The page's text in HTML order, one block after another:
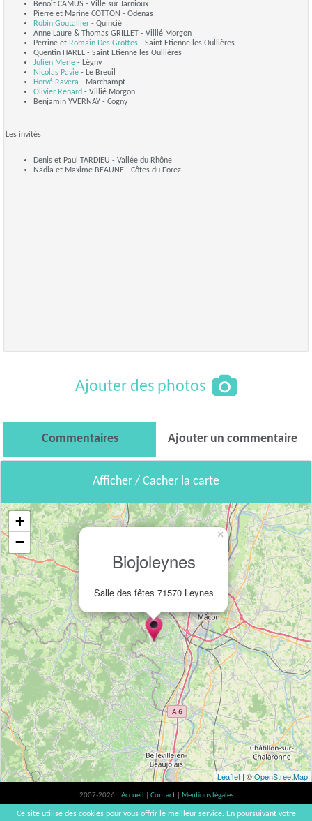
Benoît CAMUS - Ville sur Jarnioux
Pierre et Marine COTTON - Odenas
Robin Goutallier - Quincié
Anne Laure & Thomas GRILLET - Villié Morgon
Perrine et Romain Des Grottes - Saint Etienne les Oullières
Quentin HAREL - Saint Etienne les Oullières
Julien Merle - Légny
Nicolas Pavie - Le Breuil
Hervé Ravera - Marchampt
Olivier Renard - Villié Morgon
Benjamin YVERNAY - Cogny
Les invités
Denis et Paul TARDIEU - Vallée du Rhône
Nadia et Maxime BEAUNE - Côtes du Forez
Ajouter des photos
Commentaires Ajouter un commentaire
Afficher / Cacher la carte
Biojoleynes
Salle des fêtes 71570 Leynes
×
+
−
Leaflet | ©OpenStreetMap
2007-2026 | Accueil Contact
Mentions légales
L'abus d'alcool est dangereux pour la santé, à consommer avec modération. |
Ce site utilise des cookies pour vous offrir le meilleur service. En poursuivant votre